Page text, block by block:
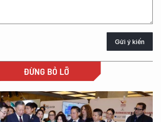
Gửi ý kiến
ĐỪNG BỎ LỠ